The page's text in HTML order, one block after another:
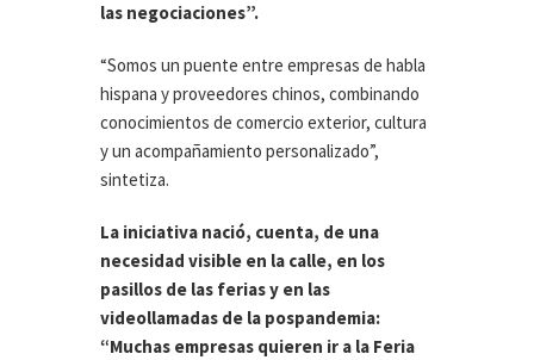
las negociaciones”.
“Somos un puente entre empresas de habla
hispana y proveedores chinos, combinando
conocimientos de comercio exterior, cultura
y un acompañamiento personalizado”,
sintetiza.
La iniciativa nació, cuenta, de una
necesidad visible en la calle, en los
pasillos de las ferias y en las
videollamadas de la pospandemia:
“Muchas empresas quieren ir a la Feria